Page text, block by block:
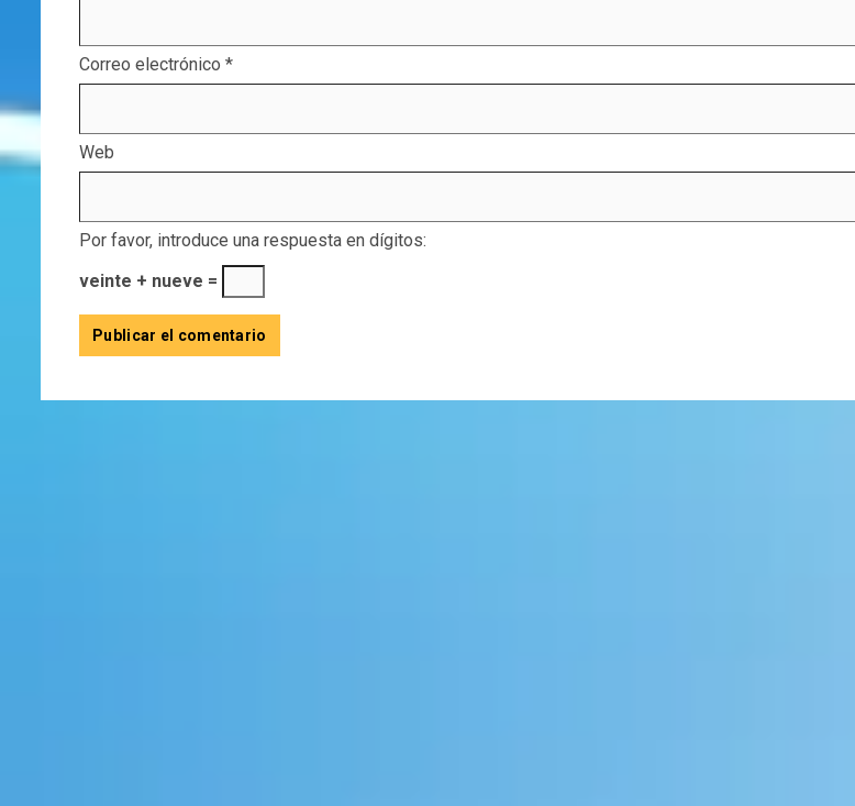
Correo electrónico *
Web
Por favor, introduce una respuesta en dígitos:
veinte + nueve =